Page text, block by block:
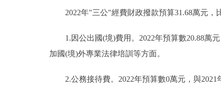
2022年"三公"經費財政撥款預算31.68萬元，
1.因公出國(境)費用。2022年預算數20.88萬元
加國(境)外專業法律培訓等方面。
2.公務接待費。2022年預算數0萬元，與2021